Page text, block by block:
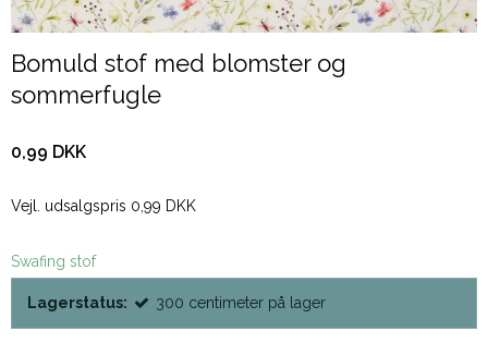
Bomuld stof med blomster og
sommerfugle
0,99 DKK
Vejl. udsalgspris 0,99 DKK
Swafing stof
Lagerstatus: 300 centimeter på lager